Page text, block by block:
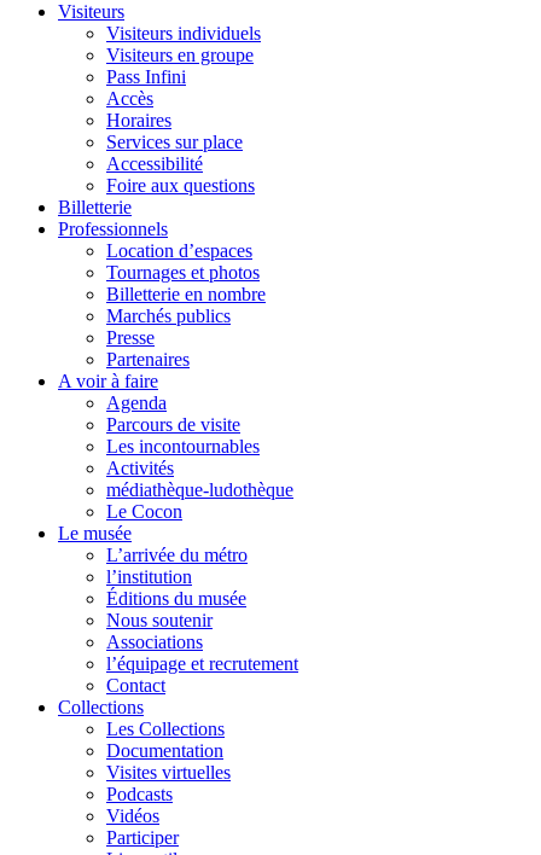
Visiteurs
Visiteurs individuels
Visiteurs en groupe
Pass Infini
Accès
Horaires
Services sur place
Accessibilité
Foire aux questions
Billetterie
Professionnels
Location d’espaces
Tournages et photos
Billetterie en nombre
Marchés publics
Presse
Partenaires
A voir à faire
Agenda
Parcours de visite
Les incontournables
Activités
médiathèque-ludothèque
Le Cocon
Le musée
L’arrivée du métro
l’institution
Éditions du musée
Nous soutenir
Associations
l’équipage et recrutement
Contact
Collections
Les Collections
Documentation
Visites virtuelles
Podcasts
Vidéos
Participer